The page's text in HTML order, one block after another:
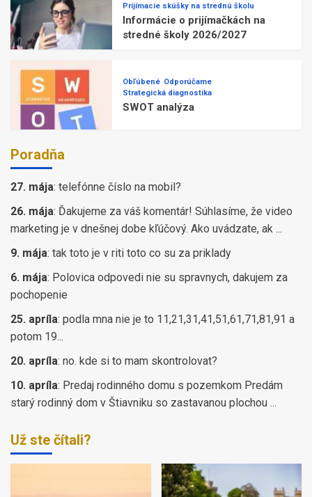
Prijímacie skúšky na strednú školu
Informácie o prijímačkách na
stredné školy 2026/2027
Obľúbené Odporúčame
Strategická diagnostika
SWOT analýza
Poradňa
27. mája: telefónne číslo na mobil?
26. mája: Ďakujeme za váš komentár! Súhlasíme, že video
marketing je v dnešnej dobe kľúčový. Ako uvádzate, ak ...
9. mája: tak toto je v riti toto co su za priklady
6. mája: Polovica odpovedi nie su spravnych, dakujem za
pochopenie
25. apríla: podla mna nie je to 11,21,31,41,51,61,71,81,91 a
potom 19...
20. apríla: no. kde si to mam skontrolovat?
10. apríla: Predaj rodinného domu s pozemkom Predám
starý rodinný dom v Štiavniku so zastavanou plochou ...
Už ste čítali?